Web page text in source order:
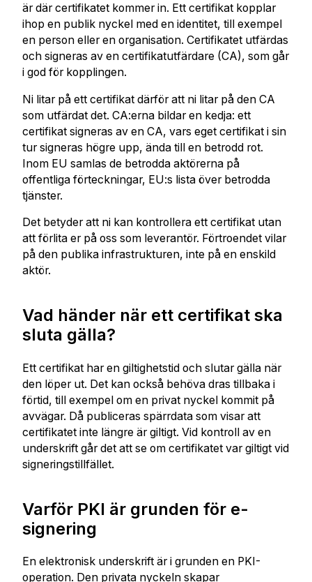
är där certifikatet kommer in. Ett certifikat kopplar
ihop en publik nyckel med en identitet, till exempel
en person eller en organisation. Certifikatet utfärdas
och signeras av en certifikatutfärdare (CA), som går
i god för kopplingen.
Ni litar på ett certifikat därför att ni litar på den CA
som utfärdat det. CA:erna bildar en kedja: ett
certifikat signeras av en CA, vars eget certifikat i sin
tur signeras högre upp, ända till en betrodd rot.
Inom EU samlas de betrodda aktörerna på
offentliga förteckningar, EU:s lista över betrodda
tjänster.
Det betyder att ni kan kontrollera ett certifikat utan
att förlita er på oss som leverantör. Förtroendet vilar
på den publika infrastrukturen, inte på en enskild
aktör.
Vad händer när ett certifikat ska
sluta gälla?
Ett certifikat har en giltighetstid och slutar gälla när
den löper ut. Det kan också behöva dras tillbaka i
förtid, till exempel om en privat nyckel kommit på
avvägar. Då publiceras spärrdata som visar att
certifikatet inte längre är giltigt. Vid kontroll av en
underskrift går det att se om certifikatet var giltigt vid
signeringstillfället.
Varför PKI är grunden för e-
signering
En elektronisk underskrift är i grunden en PKI-
operation. Den privata nyckeln skapar